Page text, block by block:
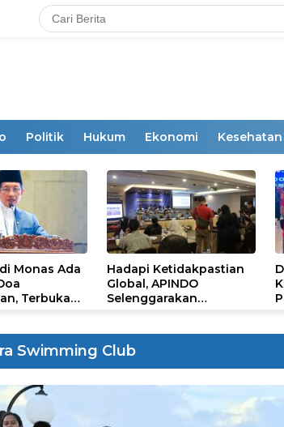
Politik Hukum Ekonomi Kesehatan
Monas Ada
Terbuka
Hadapi Ketidakpastian
Global, APINDO
Selenggarakan
Ketahanan Ekonomi
Nasional
Swimming Club